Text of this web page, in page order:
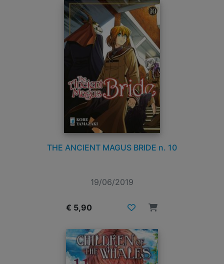
THE ANCIENT MAGUS BRIDE n. 10
19/06/2019
€ 5,90